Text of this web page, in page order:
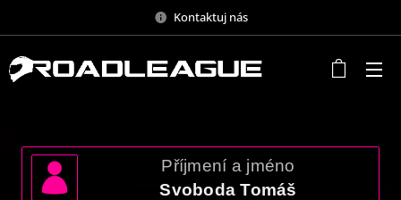
Kontaktuj nás
Příjmení a jméno
Svoboda Tomáš